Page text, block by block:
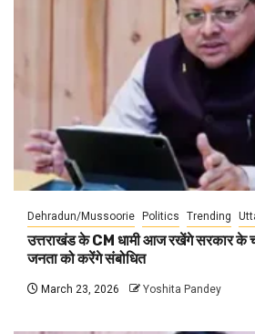
Dehradun/Mussoorie Politics Trending
उत्तराखंड के CM धामी आज रखेंगे सरकार के
जनता को करेंगे संबोधित
March 23, 2026 Yoshita Pandey